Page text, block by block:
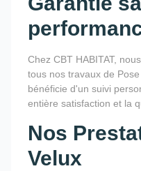
Chez CBT HABITAT,
tous nos travaux de
bénéficie d'un suivi
entière satisfaction et la
Nos
Velux